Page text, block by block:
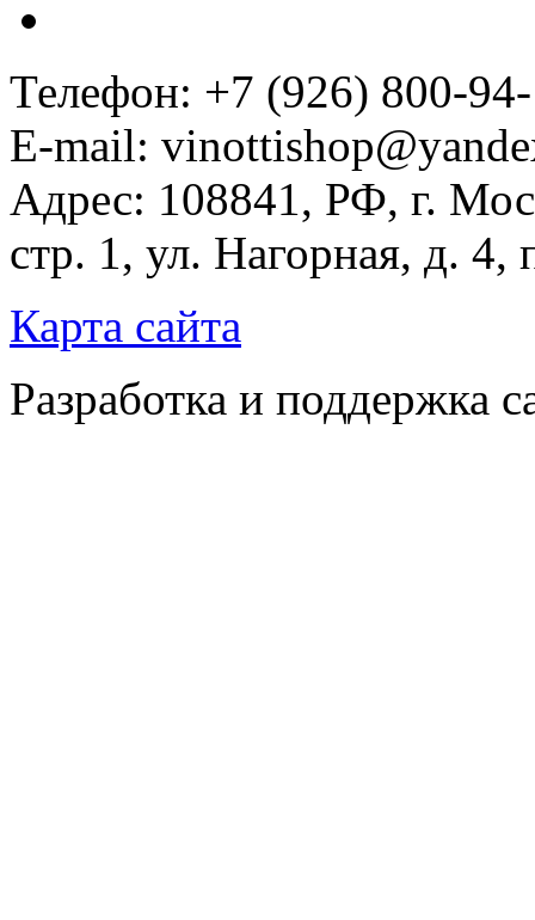
Телефон: +7 (926) 800-
E-mail:
Адрес: 108841, РФ, г.
стр. 1, ул. Нагорная, д.
Карта сайта
Разработка и поддержка